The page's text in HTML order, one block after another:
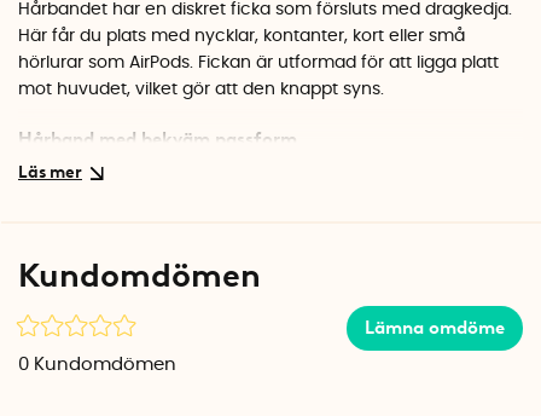
Hårbandet har en diskret ficka som försluts med dragkedja.
Här får du plats med nycklar, kontanter, kort eller små
hörlurar som AirPods. Fickan är utformad för att ligga platt
mot huvudet, vilket gör att den knappt syns.
Hårband med bekväm passform
Hårbandet passar lika bra oavsett om du har håret uppsatt i
Hårbandet är tillverkat i ett högkvalitativt, svettavvisande tyg
som håller dig torr även under svettiga pass – perfekt för allt
från löpning till gymmet. Materialet är stretchigt, slitstarkt
och behagligt mot huden.
Kundomdömen
Lämna omdöme
0 Kundomdömen